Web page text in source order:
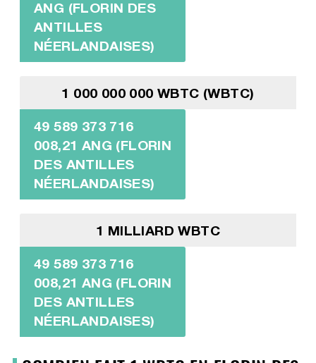
ANG (FLORIN DES
ANTILLES
NÉERLANDAISES)
1 000 000 000 WBTC (WBTC)
49 589 373 716
008,21 ANG (FLORIN
DES ANTILLES
NÉERLANDAISES)
1 MILLIARD WBTC
49 589 373 716
008,21 ANG (FLORIN
DES ANTILLES
NÉERLANDAISES)